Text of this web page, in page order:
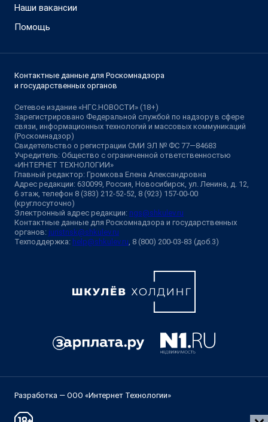
Наши вакансии
Помощь
Контактные данные для Роскомнадзора
и государственных органов
Сетевое издание «НГС.НОВОСТИ» (18+)
Зарегистрировано Федеральной службой по надзору в сфере
связи, информационных технологий и массовых коммуникаций
(Роскомнадзор)
Свидетельство о регистрации СМИ ЭЛ № ФС 77—84683
Учредитель: Общество с ограниченной ответственностью
«ИНТЕРНЕТ ТЕХНОЛОГИИ»
Главный редактор: Громкова Елена Александровна
Адрес редакции: 630099, Россия, Новосибирск, ул. Ленина, д. 12,
6 этаж, телефон 8 (383) 212-52-52, 8 (923) 157-00-00
(круглосуточно)
Электронный адрес редакции: ngs@shkulev.ru
Контактные данные для Роскомнадзора и государственных
органов: juristnsk@shkulev.ru
Техподдержка: help@shkulev.ru , 8 (800) 200-03-83 (доб.3)
Разработка — ООО «Интернет Технологии»